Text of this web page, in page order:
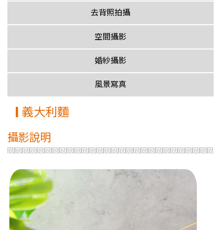
去背照拍攝
空間攝影
婚紗攝影
風景寫真
義大利麵
攝影說明